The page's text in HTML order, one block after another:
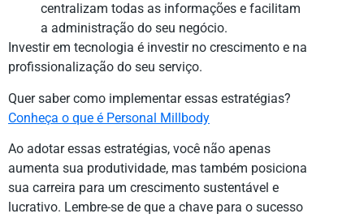
centralizam todas as informações e facilitam
a administração do seu negócio.
Investir em tecnologia é investir no crescimento e na
profissionalização do seu serviço.
Quer saber como implementar essas estratégias?
Conheça o que é Personal Millbody
Ao adotar essas estratégias, você não apenas
aumenta sua produtividade, mas também posiciona
sua carreira para um crescimento sustentável e
lucrativo. Lembre-se de que a chave para o sucesso